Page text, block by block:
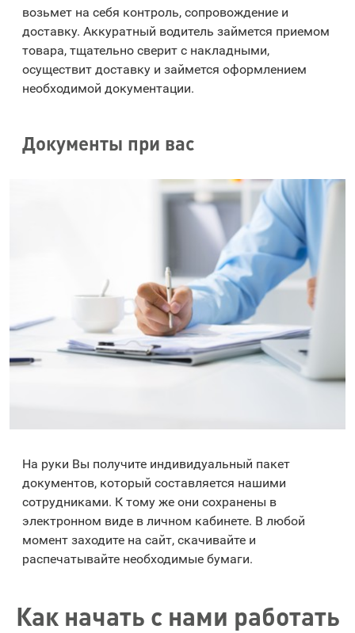
возьмет на себя контроль, сопровождение и
доставку. Аккуратный водитель займется приемом
товара, тщательно сверит с накладными,
осуществит доставку и займется оформлением
необходимой документации.
Документы при вас
На руки Вы получите индивидуальный пакет
документов, который составляется нашими
сотрудниками. К тому же они сохранены в
электронном виде в личном кабинете. В любой
момент заходите на сайт, скачивайте и
распечатывайте необходимые бумаги.
Как начать с нами работать